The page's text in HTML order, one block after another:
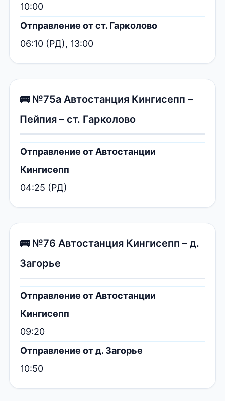
10:00
Отправление от ст. Гарколово
06:10 (РД), 13:00
🚌 №75а Автостанция Кингисепп –
Пейпия – ст. Гарколово
Отправление от Автостанции
Кингисепп
04:25 (РД)
🚌 №76 Автостанция Кингисепп – д.
Загорье
Отправление от Автостанции
Кингисепп
09:20
Отправление от д. Загорье
10:50